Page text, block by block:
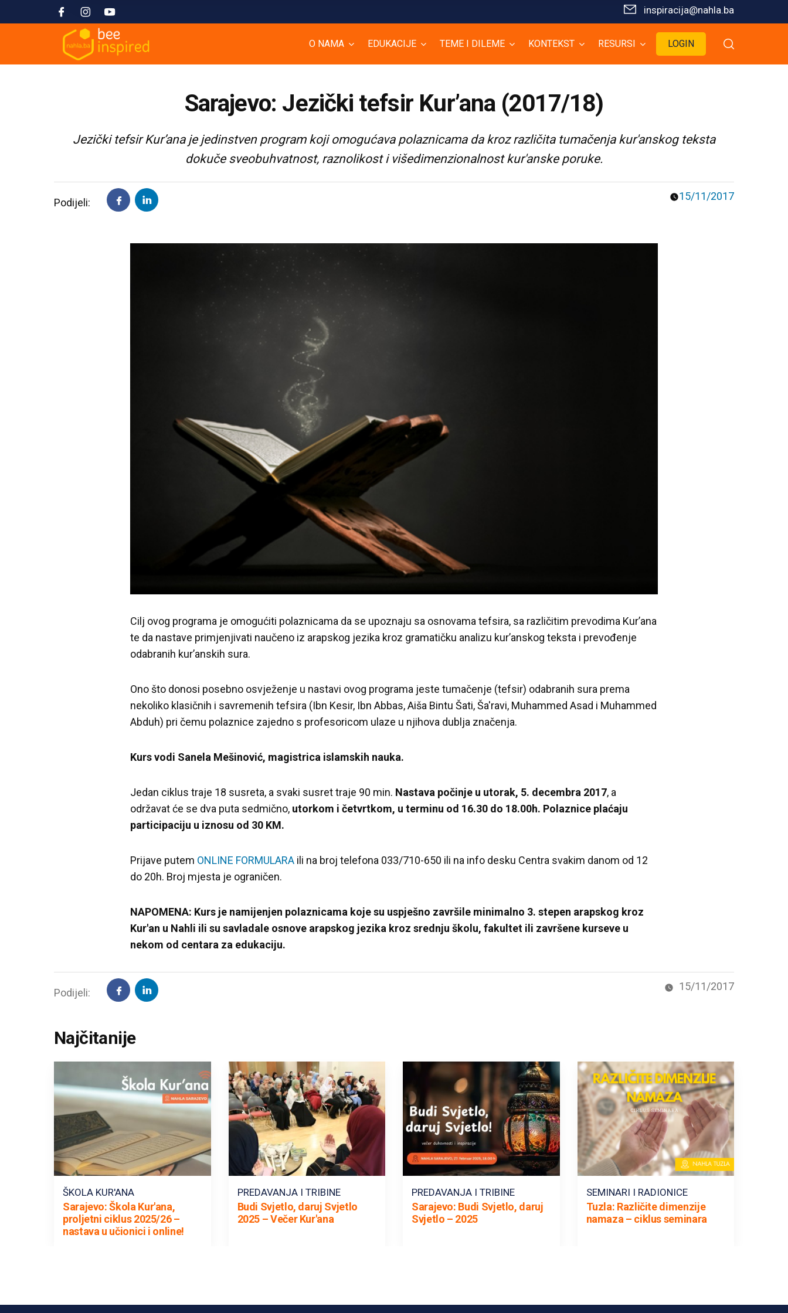
inspiracija@nahla.bа
O NAMA EDUKACIJE TEME I DILEME KONTEKST RESURSI LOGIN
Sarajevo: Jezički tefsir Kur’ana (2017/18)
Jezički tefsir Kur’ana je jedinstven program koji omogućava polaznicama da kroz različita tumačenja kur'anskog teksta
dokuče sveobuhvatnost, raznolikost i višedimenzionalnost kur'anske poruke.
Podijeli: 15/11/2017
Cilj ovog programa je omogućiti polaznicama da se upoznaju sa osnovama tefsira, sa različitim prevodima Kur’ana
te da nastave primjenjivati naučeno iz arapskog jezika kroz gramatičku analizu kur’anskog teksta i prevođenje
odabranih kur’anskih sura.
Ono što donosi posebno osvježenje u nastavi ovog programa jeste tumačenje (tefsir) odabranih sura prema
nekoliko klasičnih i savremenih tefsira (Ibn Kesir, Ibn Abbas, Aiša Bintu Šati, Ša'ravi, Muhammed Asad i Muhammed
Abduh) pri čemu polaznice zajedno s profesoricom ulaze u njihova dublja značenja.
Kurs vodi Sanela Mešinović, magistrica islamskih nauka.
Jedan ciklus traje 18 susreta, a svaki susret traje 90 min. Nastava počinje u utorak, 5. decembra 2017, a
održavat će se dva puta sedmično, utorkom i četvrtkom, u terminu od 16.30 do 18.00h. Polaznice plaćaju
participaciju u iznosu od 30 KM.
Prijave putem ONLINE FORMULARA ili na broj telefona 033/710-650 ili na info desku Centra svakim danom od 12
do 20h. Broj mjesta je ograničen.
NAPOMENA: Kurs je namijenjen polaznicama koje su uspješno završile minimalno 3. stepen arapskog kroz
Kur'an u Nahli ili su savladale osnove arapskog jezika kroz srednju školu, fakultet ili završene kurseve u
nekom od centara za edukaciju.
Podijeli: 15/11/2017
Najčitanije
ŠKOLA KUR'ANA
Sarajevo: Škola Kur'ana,
proljetni ciklus 2025/26 –
nastava u učionici i online!
PREDAVANJA I TRIBINE
Budi Svjetlo, daruj Svjetlo
2025 – Večer Kur'ana
PREDAVANJA I TRIBINE
Sarajevo: Budi Svjetlo, daruj
Svjetlo – 2025
SEMINARI I RADIONICE
Tuzla: Različite dimenzije
namaza – ciklus seminara